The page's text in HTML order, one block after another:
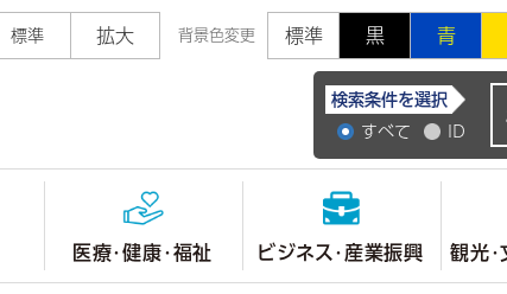
標準 拡大 背景色変更 標準 黒 青
常陸大宮市公式ホ
検索条件を選択
すべて
ID
医療・健康・福祉 ビジネス・産業振興 観光